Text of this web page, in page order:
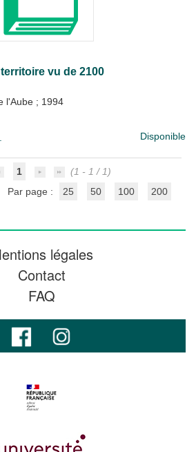
vu de 2100
l'Aube ; 1994
Disponible
1
(1 - 1 / 1)
Par page :
25 50 100 200
légales
Contact
FAQ